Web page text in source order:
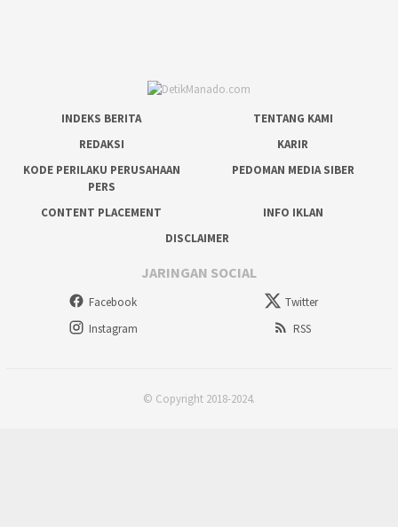
INDEKS BERITA
TENTANG KAMI
REDAKSI
KARIR
KODE PERILAKU PERUSAHAAN
PERS
PEDOMAN MEDIA SIBER
CONTENT PLACEMENT
INFO IKLAN
DISCLAIMER
JARINGAN SOCIAL
Facebook
Twitter
Instagram
RSS
© Copyright 2018-2024.